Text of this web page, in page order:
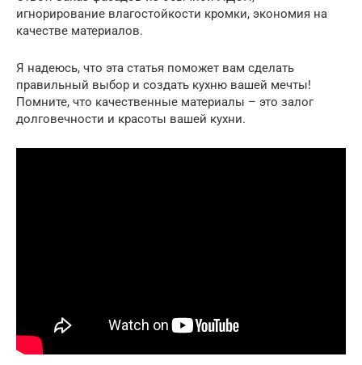
игнорирование влагостойкости кромки, экономия на
качестве материалов.
Я надеюсь, что эта статья поможет вам сделать
правильный выбор и создать кухню вашей мечты!
Помните, что качественные материалы – это залог
долговечности и красоты вашей кухни.